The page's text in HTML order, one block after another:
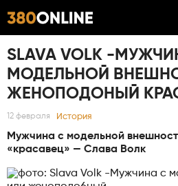
SLAVA VOLK -
МОДЕЛЬНОЙ
ЖЕНОПOДОНЫЙ
12 февраля История
Мужчина с модельной
«кpacавец» — Cлава Волк